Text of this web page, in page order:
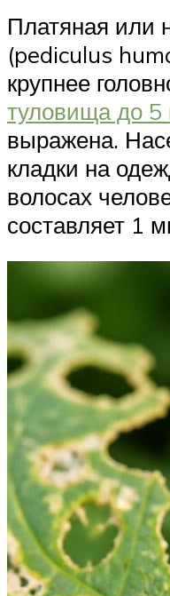
Платяная или
(pediculus
крупнее
туловища до
выражена.
кладки на
волосах
составляет 1